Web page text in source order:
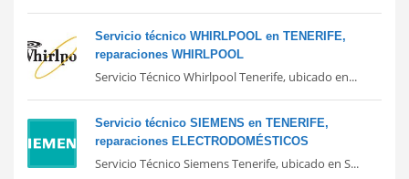
Servicio técnico WHIRLPOOL en TENERIFE,
reparaciones WHIRLPOOL
Servicio Técnico Whirlpool Tenerife, ubicado en...
Servicio técnico SIEMENS en TENERIFE,
reparaciones ELECTRODOMÉSTICOS
Servicio Técnico Siemens Tenerife, ubicado en S...